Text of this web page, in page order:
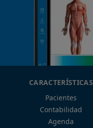
CARACTERÍSTICAS
Pacientes
Contabilidad
Agenda